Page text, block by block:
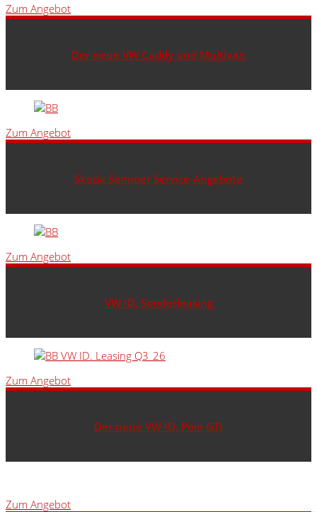
Zum Angebot
Der neue VW Caddy und Multivan
Zum Angebot
Skoda Sommer Service-Angebote
Zum Angebot
VW ID. Sonderleasing
Zum Angebot
Der neue VW ID. Polo GTI
Zum Angebot